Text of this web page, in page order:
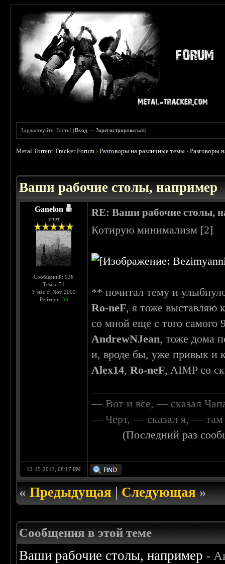
Здравствуйте, Гость! (Вход —Зарегистрироваться)
Metal Torrent Tracker Forum ›Разговоры на различные темы ›Разговоры
Ваши рабочие столы, например
Ganelon
упрт
Сообщений: 936
Темы: 51
У нас с: Nov 2009
Рейтинг: 38
RE: Ваши рабочие столы,
Котирую минимализм [2]
** почитал тему и
Ro-neF, я тоже выставляю
со мной еще с того самого
AndrewNJean, тоже дома
и, вроде бы, уже привык и
Alex14,Ro-neF, AIMP со
— Вот и все, — сказал
— Черт, — сказал я, — там
(Последний раз
12-15-2013, 08:17 PM
«Предыдущая|Следующая»
Сообщения в этой теме
Ваши рабочие столы, например -